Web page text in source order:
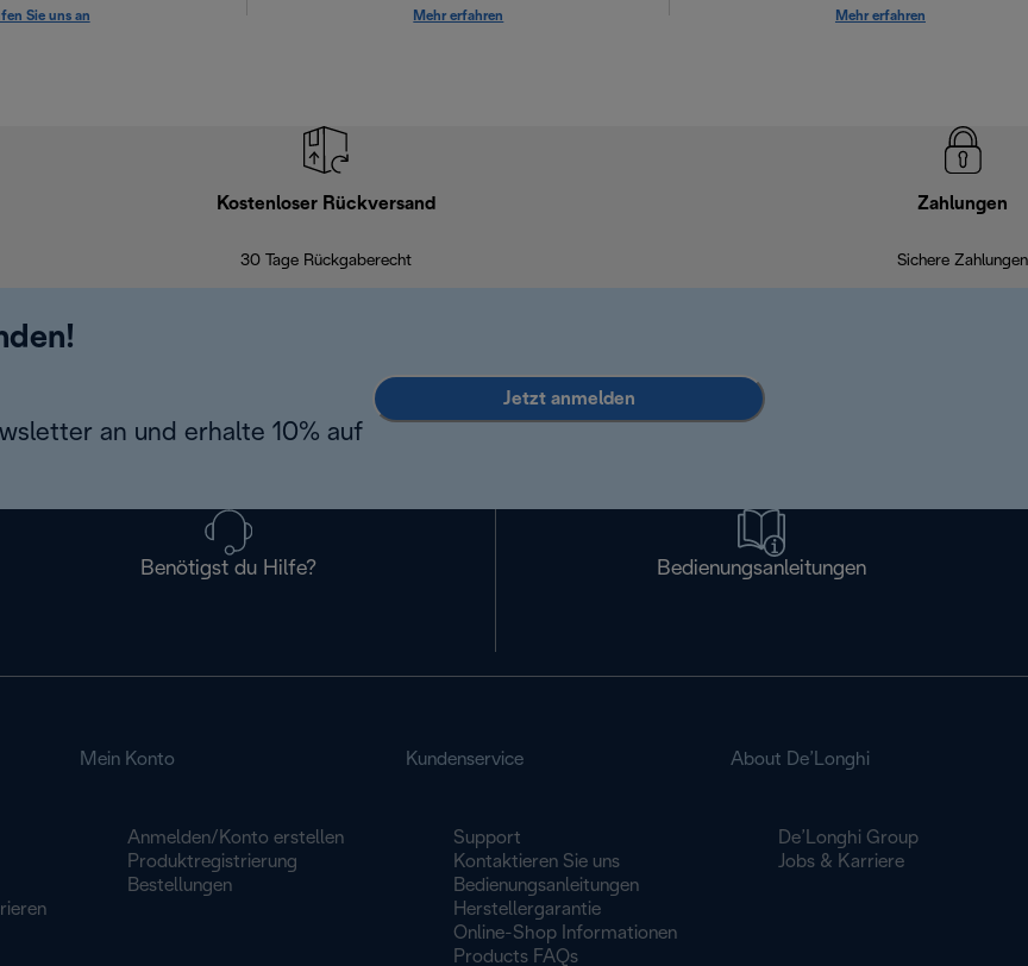
Sie uns an Mehr erfahren Mehr erfahren
Kostenloser Rückversand
30 Tage Rückgaberecht
Zahlungen
Sichere Zahlungen
an und erhalte 10% auf
Jetzt anmelden
Benötigst du Hilfe? Bedienungsanleitungen
Mein Konto
Anmelden/Konto erstellen
Produktregistrierung
Bestellungen
Kundenservice
Support
Kontaktieren Sie uns
Bedienungsanleitungen
Herstellergarantie
Online-Shop Informationen
Products FAQs
About De’Longhi
De’Longhi Group
Jobs & Karriere